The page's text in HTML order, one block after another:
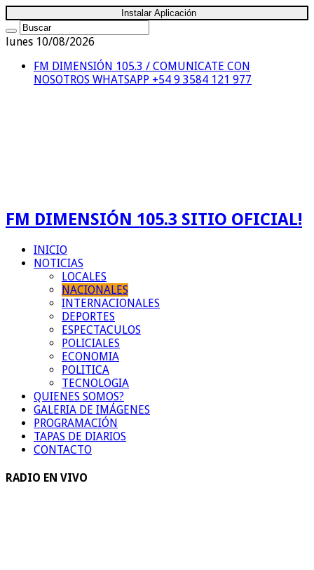
Instalar Aplicación
lunes 10/08/2026
FM DIMENSIÓN 105.3 / COMUNICATE CON
NOSOTROS WHATSAPP +54 9 3584 121 977
FM DIMENSIÓN 105.3 SITIO OFICIAL!
INICIO
NOTICIAS
LOCALES
NACIONALES
INTERNACIONALES
DEPORTES
ESPECTACULOS
POLICIALES
ECONOMIA
POLITICA
TECNOLOGIA
QUIENES SOMOS?
GALERIA DE IMÁGENES
PROGRAMACIÓN
TAPAS DE DIARIOS
CONTACTO
RADIO EN VIVO